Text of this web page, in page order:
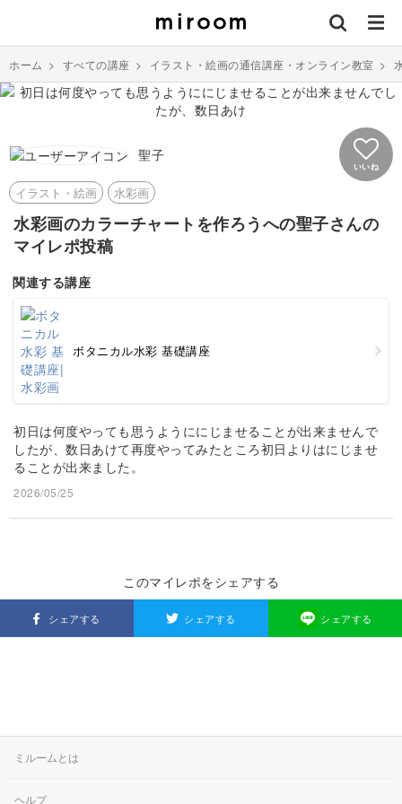
ホーム > すべての講座 > イラスト・絵画の通信講座・オンライン教室 >
聖子
いいね
イラスト・絵画 水彩画
水彩画のカラーチャートを作ろうへの聖子さんの
マイレポ投稿
関連する講座
ボタニカル水彩 基礎講座
初日は何度やっても思うようににじませることが出来ませんで
したが、数日あけて再度やってみたところ初日よりはにじませ
ることが出来ました。
2026/05/25
このマイレポをシェアする
シェアする シェアする シェアする
ミルームとは
ヘルプ